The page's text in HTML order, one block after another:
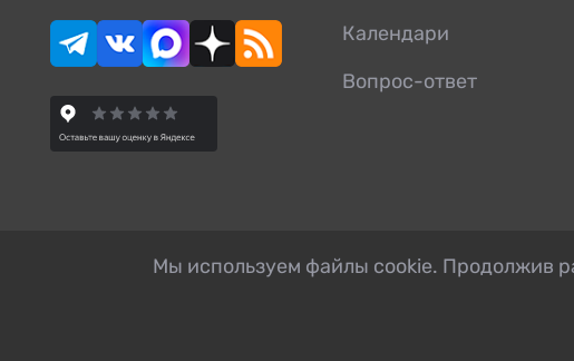
Календари
Вопрос-ответ
Мы используем файлы cookie. Продолжив